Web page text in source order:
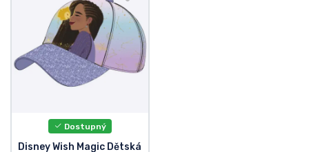
Dostupný
Disney Wish Magic Dětská
Seriálové věci
Filmové věci
Anime věci